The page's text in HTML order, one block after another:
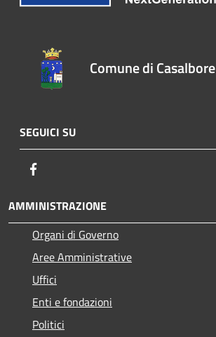
Comune di Casalbore
SEGUICI SU
AMMINISTRAZIONE
Organi di Governo
Aree Amministrative
Uffici
Enti e fondazioni
Politici